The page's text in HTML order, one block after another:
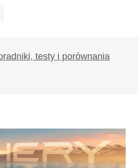
zostanie opublikowany.
oznaczone